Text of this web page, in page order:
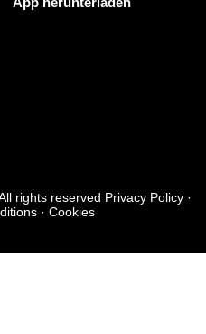
rights reserved Privacy Policy ·
· Cookies